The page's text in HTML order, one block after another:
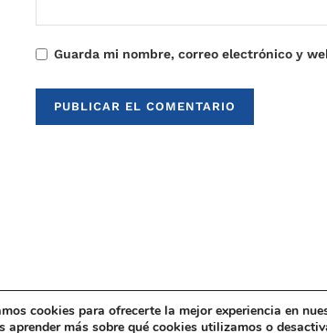
Guarda mi nombre, correo electrónico y
cookies para ofrecerte la mejor experiencia en
aprender más sobre qué cookies utilizamos o